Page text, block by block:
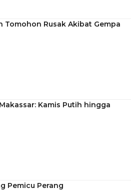
Tomohon Rusak Akibat Gempa
Kamis Putih hingga
Pemicu Perang